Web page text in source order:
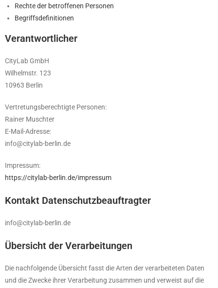
Rechte der betroffenen Personen
Begriffsdefinitionen
Verantwortlicher
CityLab GmbH
Wilhelmstr. 123
10963 Berlin
Vertretungsberechtigte Personen:
Rainer Muschter
E-Mail-Adresse:
info@citylab-berlin.de
Impressum:
https://citylab-berlin.de/impressum
Kontakt Datenschutzbeauftragter
info@citylab-berlin.de
Übersicht der Verarbeitungen
Die nachfolgende Übersicht fasst die Arten der verarbeiteten Daten
und die Zwecke ihrer Verarbeitung zusammen und verweist auf die